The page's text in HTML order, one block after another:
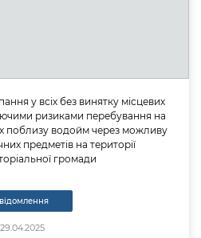
у всіх без винятку місцевих
ризиками перебування на
поблизу водойм через можливу
предметів на території
громади
29.04.2025